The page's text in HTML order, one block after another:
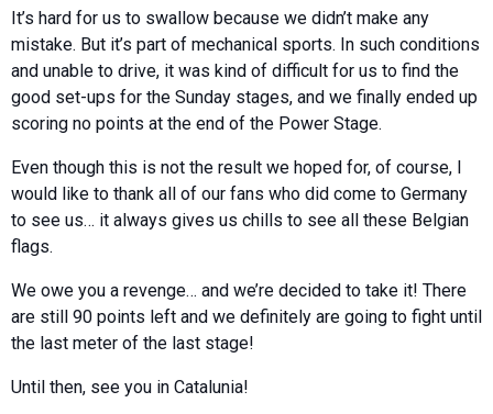
It’s hard for us to swallow because we didn’t make any
mistake. But it’s part of mechanical sports. In such conditions
and unable to drive, it was kind of difficult for us to find the
good set-ups for the Sunday stages, and we finally ended up
scoring no points at the end of the Power Stage.
Even though this is not the result we hoped for, of course, I
would like to thank all of our fans who did come to Germany
to see us… it always gives us chills to see all these Belgian
flags.
We owe you a revenge… and we’re decided to take it! There
are still 90 points left and we definitely are going to fight until
the last meter of the last stage!
Until then, see you in Catalunia!